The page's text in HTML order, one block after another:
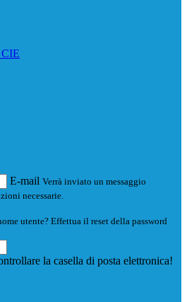
E-mail Verrà inviato un messaggio
necessarie.
utente? Effettua il reset della password
la casella di posta elettronica!